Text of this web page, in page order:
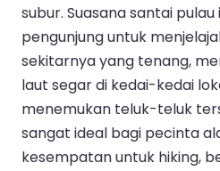
subur. Suasana santai
pengunjung untuk
sekitarnya yang tenang,
laut segar di kedai-kedai
menemukan teluk-teluk
sangat ideal bagi pecinta
kesempatan untuk hiking,